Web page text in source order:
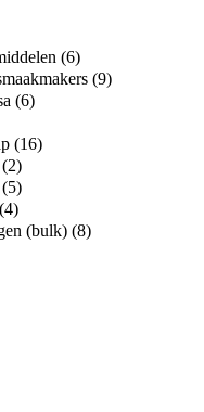
(6)
(9)
(6)
(16)
(2)
(5)
(4)
(bulk) (8)